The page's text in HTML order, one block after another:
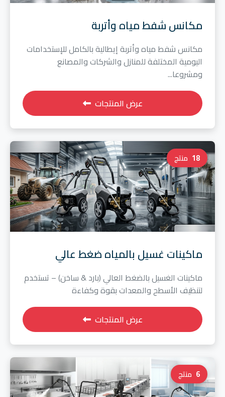
مكانس شفط مياه وأتربة
مكانس شفط مياه وأتربة إيطالية بالكامل للإستخدامات
اليومية المختلفة للمنازل والشركات والمصانع
ومشروعا...
عرض المنتجات
18 منتج
ماكينات غسيل بالمياه ضغط عالي
ماكينات الغسيل بالضغط العالي (بارد & ساخن) – تستخدم
لتنظيف الأسطح والمعدات بقوة وكفاءة
عرض المنتجات
6 منتج